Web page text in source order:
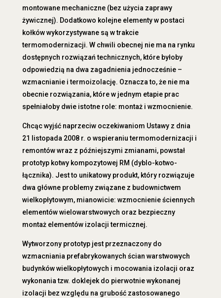
montowane mechaniczne (bez użycia zaprawy
żywicznej). Dodatkowo kolejne elementy w postaci
kołków wykorzystywane są w trakcie
termomodernizacji. W chwili obecnej nie ma na rynku
dostępnych rozwiązań technicznych, które byłoby
odpowiedzią na dwa zagadnienia jednocześnie –
wzmacnianie i termoizolację. Oznacza to, że nie ma
obecnie rozwiązania, które w jednym etapie prac
spełniałoby dwie istotne role: montaż i wzmocnienie.
Chcąc wyjść naprzeciw oczekiwaniom Ustawy z dnia
21 listopada 2008 r. o wspieraniu termomodernizacji i
remontów wraz z późniejszymi zmianami, powstał
prototyp kotwy kompozytowej RM (dyblo-kotwo-
łącznika). Jest to unikatowy produkt, który rozwiązuje
dwa główne problemy związane z budownictwem
wielkopłytowym, mianowicie: wzmocnienie ściennych
elementów wielowarstwowych oraz bezpieczny
montaż elementów izolacji termicznej.
Wytworzony prototyp jest przeznaczony do
wzmacniania prefabrykowanych ścian warstwowych
budynków wielkopłytowych i mocowania izolacji oraz
wykonania tzw. doklejek do pierwotnie wykonanej
izolacji bez względu na grubość zastosowanego